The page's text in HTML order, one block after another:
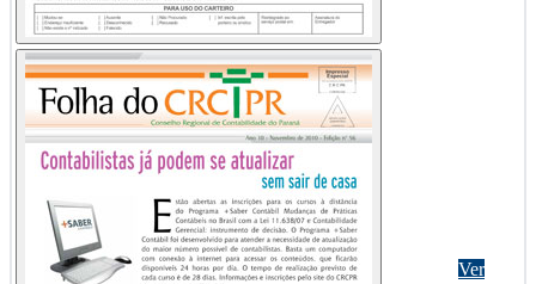
Ver